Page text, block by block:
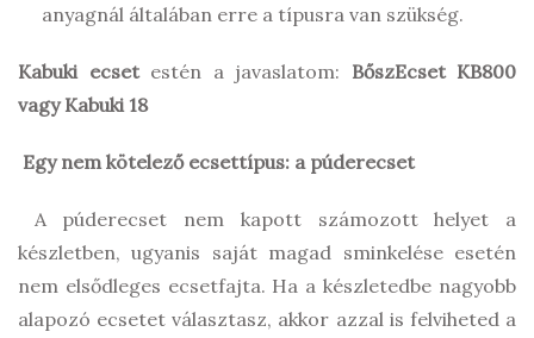
anyagnál általában erre a típusra van szükség.
Kabuki ecsetestén a javaslatom: BőszEcset KB800
vagy Kabuki 18
Egy nem kötelező ecsettípus: a púderecset
A púderecset nem kapott számozott helyet a
készletben, ugyanis saját magad sminkelése esetén
nem elsődleges ecsetfajta. Ha a készletedbe nagyobb
alapozó ecsetet választasz, akkor azzal is felviheted a